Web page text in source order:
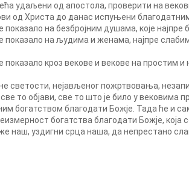
удаљени од апостола, проверити на
од Христа до данас испуњени
показало на безбројним душама, које
показало на људима и женама, најпре
показало кроз векове и векове на простим
светости, нејављеног пожртвовања,
то објави, све то што је било у вековима
богатством благодати Божје. Тада ће и
богатства благодати Божје, која
наш, уздигни срца наша, да непрестано